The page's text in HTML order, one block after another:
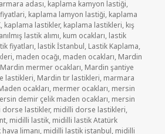
adası, kaplama kamyon lastiği,
, kaplama lamyon lastiği, kaplama
, kaplama lastikler, kaplama lastikleri, kış
lastik alımı, kum ocakları, lastik
fiyatları, lastik İstanbul, Lastik Kaplama,
, maden ocağı, maden ocakları, Mardin
Mardin mermer ocakları, Mardin şantiye
lastikleri, Mardin tır lastikleri, marmara
ocakları, mermer ocakları, mersin
demir çelik maden ocakları, mersin
dorse lastikler, midilli dorse lastikleri,
, midilli lastik, midilli lastik Atatürk
limanı, midilli lastik istanbul, midilli